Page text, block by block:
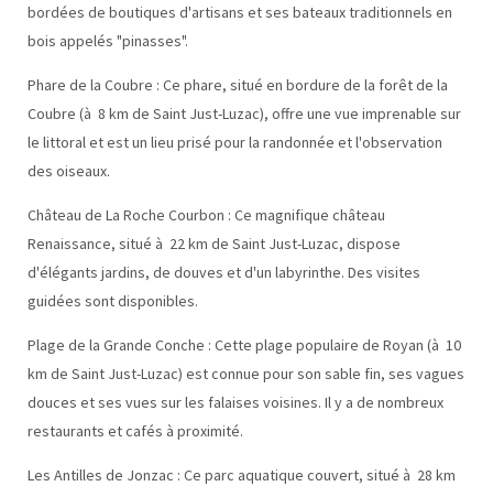
bordées de boutiques d'artisans et ses bateaux traditionnels en
bois appelés "pinasses".
Phare de la Coubre : Ce phare, situé en bordure de la forêt de la
Coubre (à 8 km de Saint Just-Luzac), offre une vue imprenable sur
le littoral et est un lieu prisé pour la randonnée et l'observation
des oiseaux.
Château de La Roche Courbon : Ce magnifique château
Renaissance, situé à 22 km de Saint Just-Luzac, dispose
d'élégants jardins, de douves et d'un labyrinthe. Des visites
guidées sont disponibles.
Plage de la Grande Conche : Cette plage populaire de Royan (à 10
km de Saint Just-Luzac) est connue pour son sable fin, ses vagues
douces et ses vues sur les falaises voisines. Il y a de nombreux
restaurants et cafés à proximité.
Les Antilles de Jonzac : Ce parc aquatique couvert, situé à 28 km